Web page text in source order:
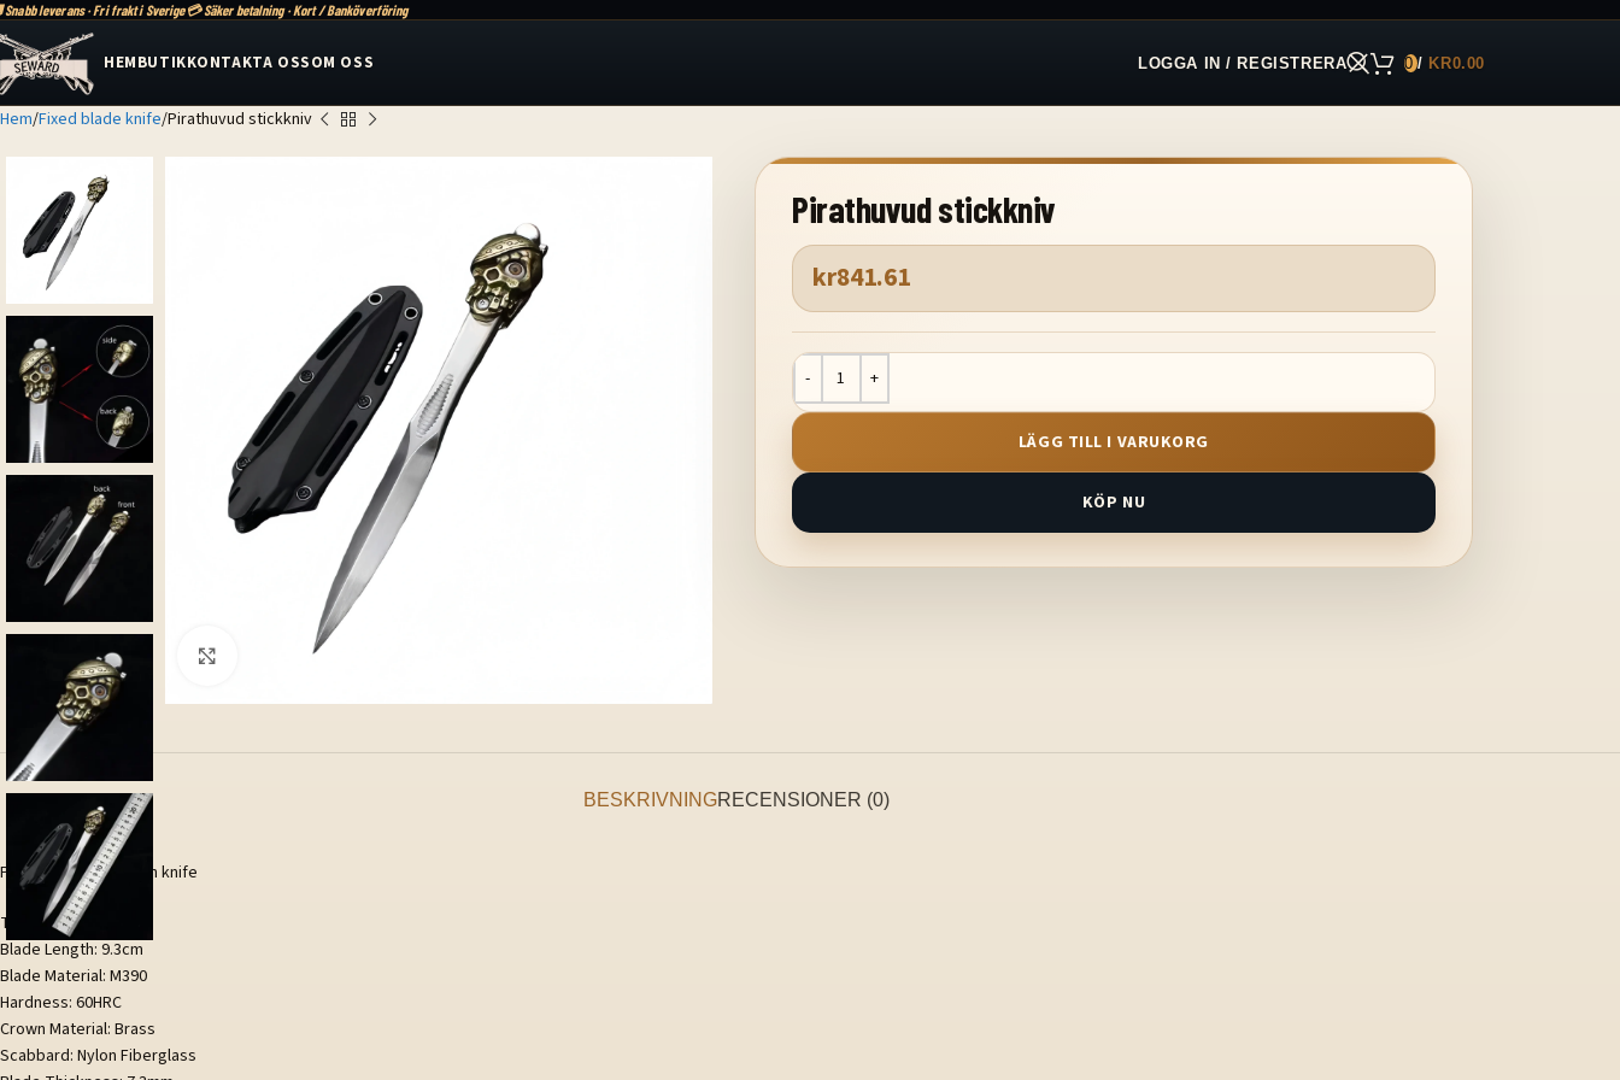
Snabb leverans · Fri frakt i Sverige💳 Säker betalning · Kort / Banköverföring
HEMBUTIKKONTAKTA OSSOM OSS LOGGA IN / REGISTRERA 0/ KR0.00
Hem Fixed blade knife Pirathuvud stickkniv
Klicka för att förstora
Pirathuvud stickkniv
kr841.61
LÄGG TILL I VARUKORG
KÖP NU
BESKRIVNINGRECENSIONER (0)
Pirate head stab push knife
Total Length: 18.8cm
Blade Length: 9.3cm
Blade Material: M390
Hardness: 60HRC
Crown Material: Brass
Scabbard: Nylon Fiberglass